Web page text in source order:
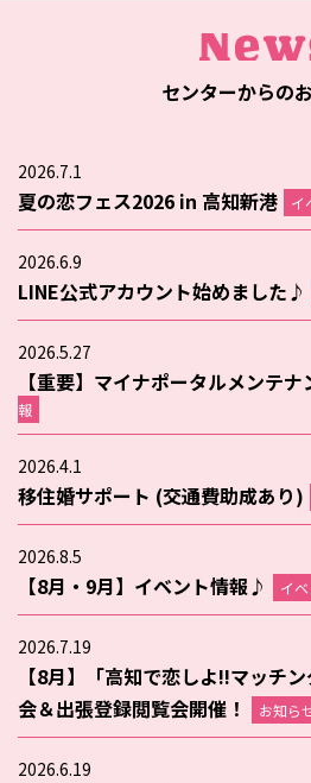
センターからの
2026.7.1
夏の恋フェス2026 in 高知新港 イ
2026.6.9
LINE公式アカウント始めました♪
2026.5.27
【重要】マイナポータルメンテ
報
2026.4.1
移住婚サポート (交通費助成あり)
2026.8.5
【8月・9月】イベント情報♪ イ
2026.7.19
【8月】「高知で恋しよ!!マッチ
会＆出張登録閲覧会開催！
お知ら
2026.6.19